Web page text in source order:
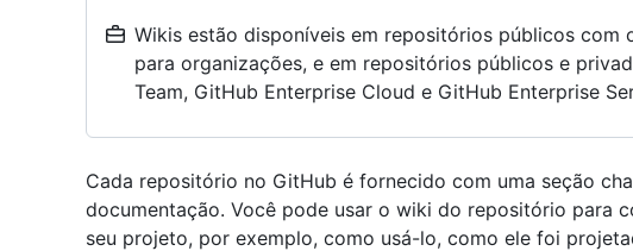
Wikis estão disponíveis em repositórios públicos com
para organizações, e em repositórios públicos e
Team, GitHub Enterprise Cloud e GitHub Enterprise
Cada repositório no GitHub é fornecido com uma seção
documentação. Você pode usar o wiki do repositório para
seu projeto, por exemplo, como usá-lo, como ele foi